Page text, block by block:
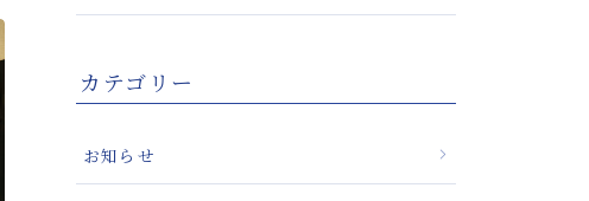
カテゴリー
お知らせ